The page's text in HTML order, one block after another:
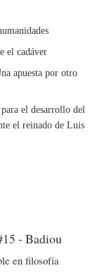
el cadáver
apuesta por otro
el desarrollo del
el reinado de Luis
- Badiou
en filosofía